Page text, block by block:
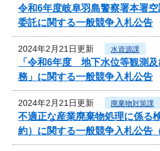
令和6年度岐阜羽島警察署本署
委託に関する一般競争入札公告
2024年2月21日更新 水資源課
「令和6年度 地下水位等観測
務」に関する一般競争入札公告
2024年2月21日更新 廃棄物対策課
不適正な産業廃棄物処理に係る
約）に関する一般競争入札公告